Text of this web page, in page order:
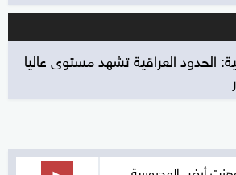
الحدود العراقية تشهد مستوى عاليا